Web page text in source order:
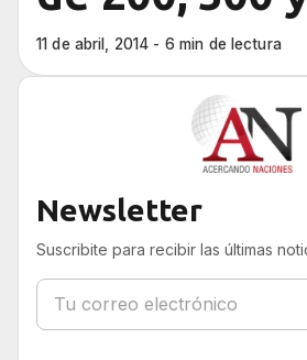
pesos
11 de abril, 2014 - 6 min de lectura
Newsletter
Suscribite para recibir las últimas